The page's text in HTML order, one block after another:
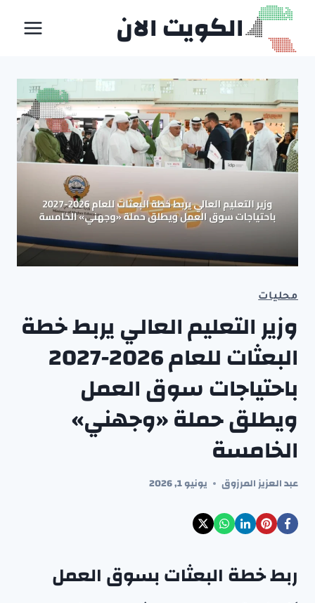
التجاوز
المحتوى
الكويت الان
محليات
وزير التعليم العالي يربط خطة
البعثات للعام 2026-2027
باحتياجات سوق العمل
ويطلق حملة «وجهني»
الخامسة
عبد العزيز المرزوق يونيو 1, 2026
ربط خطة البعثات بسوق العمل